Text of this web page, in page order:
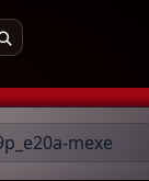
-
mexe